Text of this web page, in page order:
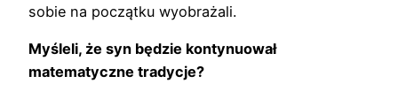
sobie na początku wyobrażali.
Myśleli, że syn będzie kontynuował
matematyczne tradycje?